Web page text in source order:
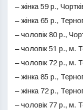
– жінка 59 р.,
– жінка 65 р.,
– чоловік 80 р.,
– чоловік 51 р., м.
– чоловік 72 р., м.
– жінка 85 р.,
– жінка 72 р.,
– чоловік 77 р., м.